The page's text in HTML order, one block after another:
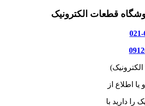
قطعات الکترونیک
اطلاع از
را دارید با